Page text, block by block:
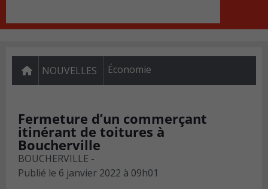
NOUVELLES Économie
Fermeture d’un commerçant
itinérant de toitures à
Boucherville
BOUCHERVILLE -
Publié le 6 janvier 2022 à 09h01